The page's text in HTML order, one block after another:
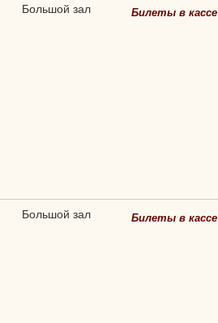
Большой зал Билеты в кассе
Большой зал Билеты в кассе